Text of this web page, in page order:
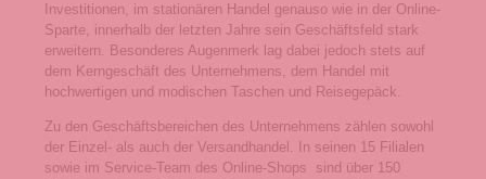
Investitionen, im stationären Handel genauso wie in der Online-
Sparte, innerhalb der letzten Jahre sein Geschäftsfeld stark
erweitern. Besonderes Augenmerk lag dabei jedoch stets auf
dem Kerngeschäft des Unternehmens, dem Handel mit
hochwertigen und modischen Taschen und Reisegepäck.
Zu den Geschäftsbereichen des Unternehmens zählen sowohl
der Einzel- als auch der Versandhandel. In seinen 15 Filialen
sowie im Service-Team des Online-Shops sind über 150